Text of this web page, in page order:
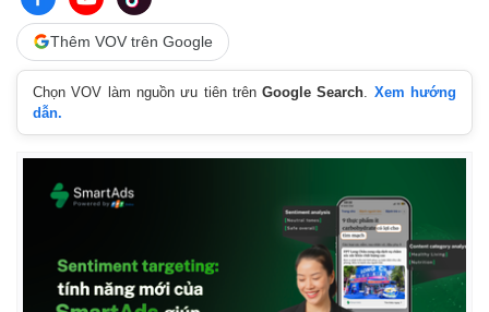
Thêm VOV trên Google
Chọn VOV làm nguồn ưu tiên trênGoogle Search
Xem hướng
dẫn.